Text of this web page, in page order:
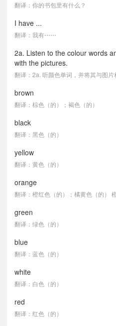
翻译：你的书包里有什么？
I have ...
翻译：我有⋯⋯
2a. Listen to the colour words
with the pictures.
翻译：2a. 听颜色单词，并将其与图片
brown
翻译：棕色（的）；褐色（的）
black
翻译：黑色（的）
yellow
翻译：黄色（的）
orange
翻译：橙红色（的）；橘黄色（的）
green
翻译：绿色（的）
blue
翻译：蓝色（的）
white
翻译：白色（的）
red
翻译：红色（的）